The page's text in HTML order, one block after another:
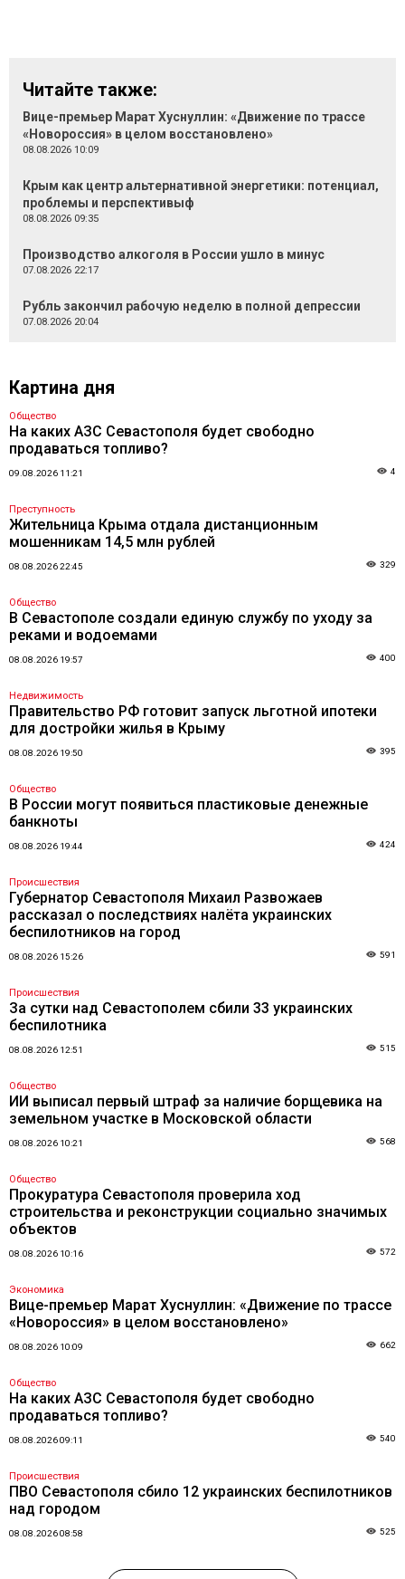
Читайте также:
Вице-премьер Марат Хуснуллин: «Движение по трассе
«Новороссия» в целом восстановлено»
08.08.2026 10:09
Крым как центр альтернативной энергетики: потенциал,
проблемы и перспективыф
08.08.2026 09:35
Производство алкоголя в России ушло в минус
07.08.2026 22:17
Рубль закончил рабочую неделю в полной депрессии
07.08.2026 20:04
Картина дня
Общество
На каких АЗС Севастополя будет свободно
продаваться топливо?
09.08.2026 11:21 4
Преступность
Жительница Крыма отдала дистанционным
мошенникам 14,5 млн рублей
08.08.2026 22:45 329
Общество
В Севастополе создали единую службу по уходу за
реками и водоемами
08.08.2026 19:57 400
Недвижимость
Правительство РФ готовит запуск льготной ипотеки
для достройки жилья в Крыму
08.08.2026 19:50 395
Общество
В России могут появиться пластиковые денежные
банкноты
08.08.2026 19:44 424
Происшествия
Губернатор Севастополя Михаил Развожаев
рассказал о последствиях налёта украинских
беспилотников на город
08.08.2026 15:26 591
Происшествия
За сутки над Севастополем сбили 33 украинских
беспилотника
08.08.2026 12:51 515
Общество
ИИ выписал первый штраф за наличие борщевика на
земельном участке в Московской области
08.08.2026 10:21 568
Общество
Прокуратура Севастополя проверила ход
строительства и реконструкции социально значимых
объектов
08.08.2026 10:16 572
Экономика
Вице-премьер Марат Хуснуллин: «Движение по трассе
«Новороссия» в целом восстановлено»
08.08.2026 10:09 662
Общество
На каких АЗС Севастополя будет свободно
продаваться топливо?
08.08.2026 09:11 540
Происшествия
ПВО Севастополя сбило 12 украинских беспилотников
над городом
08.08.2026 08:58 525